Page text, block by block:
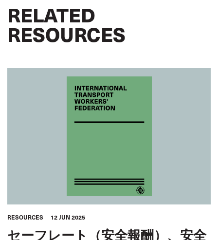
RELATED
RESOURCES
RESOURCES 12 JUN 2025
セーフレート（安全報酬）、安全